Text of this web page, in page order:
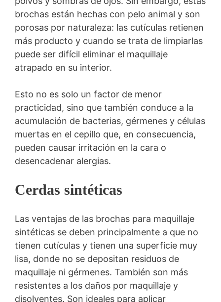
brochas están hechas con pelo animal y son
porosas por naturaleza: las cutículas retienen
más producto y cuando se trata de limpiarlas
puede ser difícil eliminar el maquillaje
atrapado en su interior.
Esto no es solo un factor de menor
practicidad, sino que también conduce a la
acumulación de bacterias, gérmenes y células
muertas en el cepillo que, en consecuencia,
pueden causar irritación en la cara o
desencadenar alergias.
Cerdas sintéticas
Las ventajas de las brochas para maquillaje
sintéticas se deben principalmente a que no
tienen cutículas y tienen una superficie muy
lisa, donde no se depositan residuos de
maquillaje ni gérmenes. También son más
resistentes a los daños por maquillaje y
disolventes. Son ideales para aplicar